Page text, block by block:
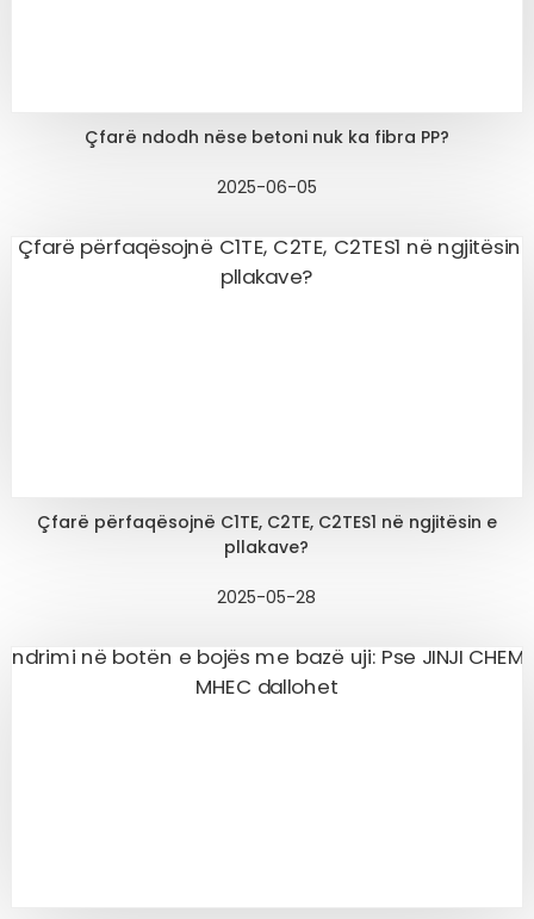
Çfarë ndodh nëse betoni nuk ka fibra PP?
2025-06-05
Çfarë përfaqësojnë C1TE, C2TE, C2TES1 në ngjitësin e
pllakave?
2025-05-28